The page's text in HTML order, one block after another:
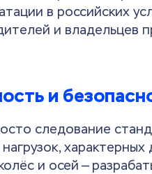
в российских
и владельцев
и
следование
характерных
и осей —